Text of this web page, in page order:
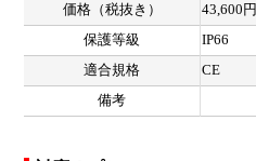
価格（税抜き）
43,600円
保護等級
IP66
適合規格
CE
備考